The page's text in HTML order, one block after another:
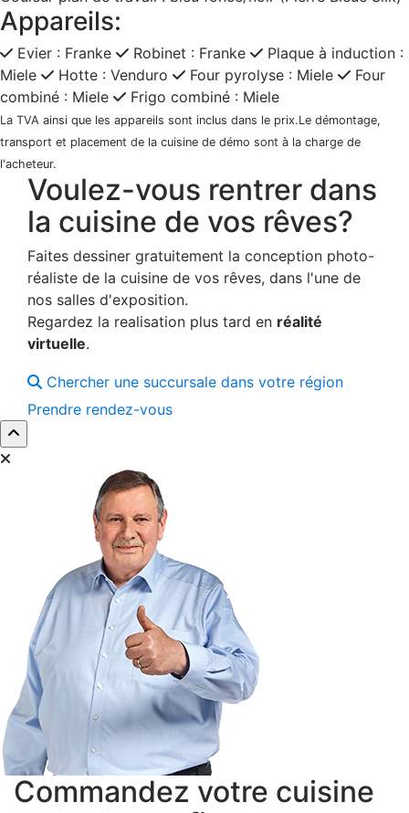
Appareils:
Evier : Franke Robinet : Franke
Plaque à induction :
Miele
Hotte : Venduro Four pyrolyse : Miele
Four
combiné : Miele
Frigo combiné : Miele
La TVA ainsi que les appareils sont inclus dans le prix.Le démontage,
transport et placement de la cuisine de démo sont à la charge de
l'acheteur.
Voulez-vous rentrer dans
la cuisine de vos rêves?
Faites dessiner gratuitement la conception photo-
réaliste de la cuisine de vos rêves, dans l'une de
nos salles d'exposition.
Regardez la realisation plus tard en réalité
virtuelle.
Chercher une succursale dans votre région
Prendre rendez-vous
Commandez votre cuisine